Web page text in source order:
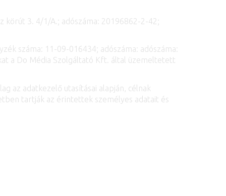
körút 3. 4/1/A.; adószáma: 20196862-2-42;
száma: 11-09-016434; adószáma: adószáma:
a Do Média Szolgáltató Kft. által üzemeltetett
az adatkezelő utasításai alapján, célnak
tartják az érintettek személyes adatait és